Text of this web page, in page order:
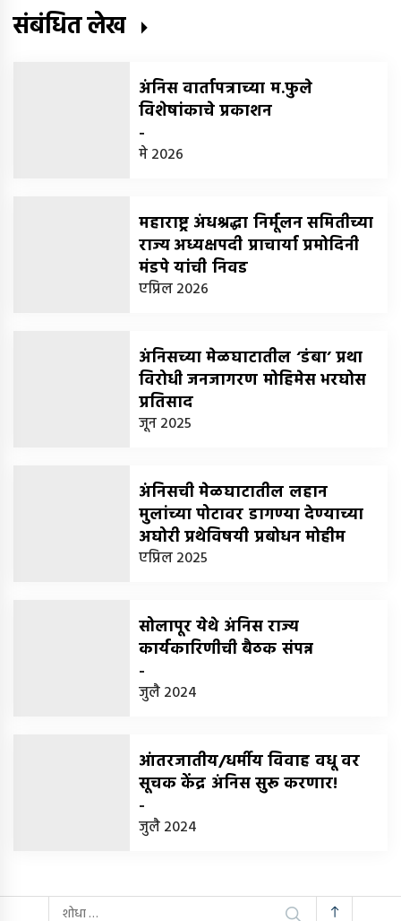
संबंधित लेख
अंनिस वार्तापत्राच्या म.फुले
विशेषांकाचे प्रकाशन
-
मे 2026
महाराष्ट्र अंधश्रद्धा निर्मूलन समितीच्या
राज्य अध्यक्षपदी प्राचार्या प्रमोदिनी
मंडपे यांची निवड
-
एप्रिल 2026
अंनिसच्या मेळघाटातील ‘डंबा’ प्रथा
विरोधी जनजागरण मोहिमेस भरघोस
प्रतिसाद
-नंदिनी जाधव
जून 2025
अंनिसची मेळघाटातील लहान
मुलांच्या पोटावर डागण्या देण्याच्या
अघोरी प्रथेविषयी प्रबोधन मोहीम
-मुक्ता दाभोलकर
एप्रिल 2025
सोलापूर येथे अंनिस राज्य
कार्यकारिणीची बैठक संपन्न
-
जुलै 2024
आंतरजातीय/धर्मीय विवाह वधू वर
सूचक केंद्र अंनिस सुरू करणार!
-
जुलै 2024
यांचा